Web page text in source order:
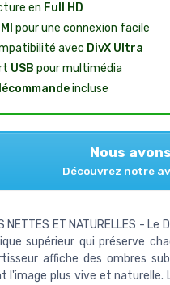
en Full HD
pour une connexion facile
avec DivX Ultra
USB pour multimédia
incluse
Nous
Découvrez notre
NETTES ET NATURELLES -
supérieur qui préserve
affiche des ombres
l'image plus vive et naturelle.